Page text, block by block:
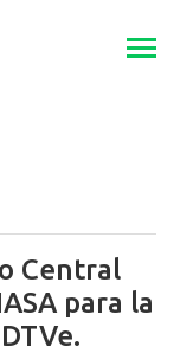
Central
para la